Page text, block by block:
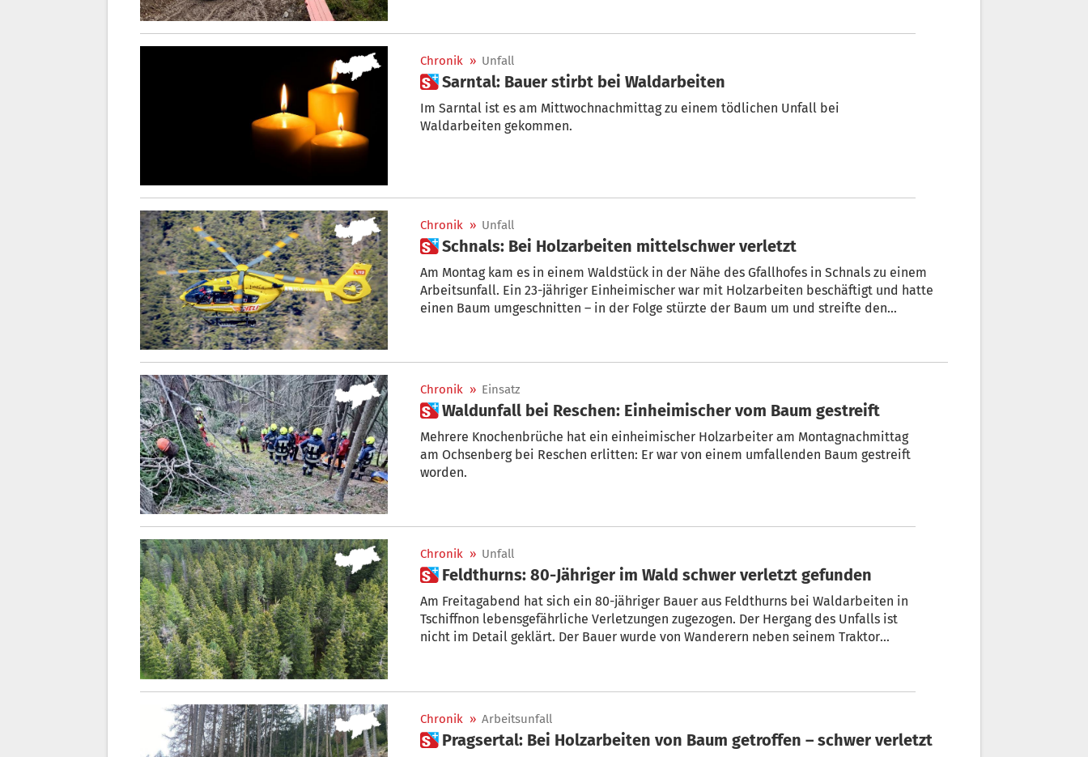
Chronik » Unfall
 Sarntal: Bauer stirbt bei Waldarbeiten
Im Sarntal ist es am Mittwochnachmittag zu einem tödlichen Unfall bei
Waldarbeiten gekommen.
Chronik » Unfall
 Schnals: Bei Holzarbeiten mittelschwer verletzt
Am Montag kam es in einem Waldstück in der Nähe des Gfallhofes in Schnals zu einem
Arbeitsunfall. Ein 23-jähriger Einheimischer war mit Holzarbeiten beschäftigt und hatte
einen Baum umgeschnitten – in der Folge stürzte der Baum um und streifte den
Chronik » Einsatz
 Waldunfall bei Reschen: Einheimischer vom Baum gestreift
Mehrere Knochenbrüche hat ein einheimischer Holzarbeiter am Montagnachmittag
am Ochsenberg bei Reschen erlitten: Er war von einem umfallenden Baum gestreift
worden.
Chronik » Unfall
 Feldthurns: 80-Jähriger im Wald schwer verletzt gefunden
Am Freitagabend hat sich ein 80-jähriger Bauer aus Feldthurns bei Waldarbeiten in
Tschiffnon lebensgefährliche Verletzungen zugezogen. Der Hergang des Unfalls ist
nicht im Detail geklärt. Der Bauer wurde von Wanderern neben seinem Traktor
Chronik » Arbeitsunfall
 Pragsertal: Bei Holzarbeiten von Baum getroffen – schwer verletzt